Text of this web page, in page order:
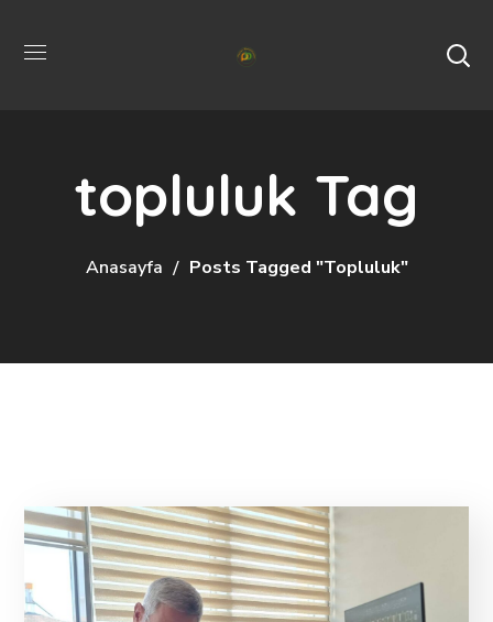
topluluk Tag
Anasayfa Posts Tagged "topluluk"